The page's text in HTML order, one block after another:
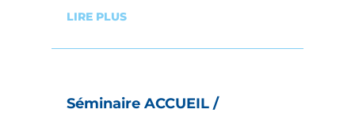
LIRE PLUS
Séminaire ACCUEIL /